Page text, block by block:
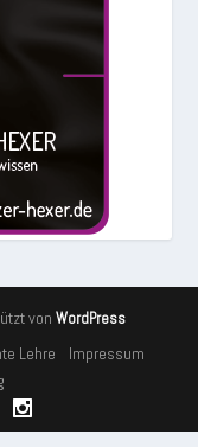
von WordPress
Lehre
Impressum